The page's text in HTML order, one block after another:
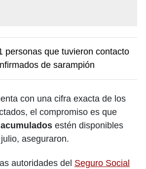
personas que tuvieron contacto
de sarampión
con una cifra exacta de los
el compromiso es que
estén disponibles
aseguraron.
autoridades del Seguro Social